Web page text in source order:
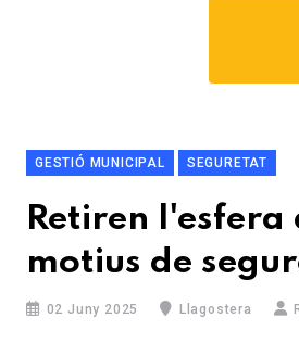
GESTIÓ MUNICIPAL SEGURETAT
Retiren
motius de
02 Juny 2025 Llagostera